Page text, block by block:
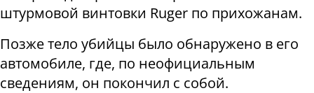
штурмовой винтовки Ruger по прихожанам.
Позже тело убийцы было обнаружено в его
автомобиле, где, по неофициальным
сведениям, он покончил с собой.